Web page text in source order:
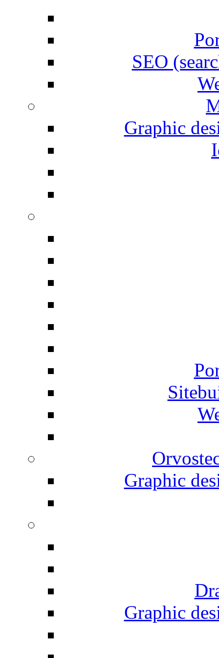
SEO
Graphic
Graphic
Graphic